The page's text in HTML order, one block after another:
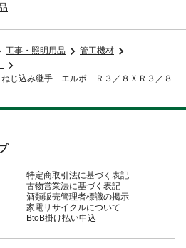
工事・照明用品
管工機材
ねじ込み継手 エルボ Ｒ３／８ＸＲ３／８
特定商取引法に基づく表記
古物営業法に基づく表記
酒類販売管理者標識の掲示
家電リサイクルについて
BtoB掛け払い申込